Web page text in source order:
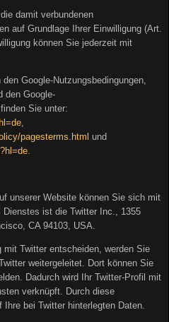
damit verbundenen
auf Grundlage Ihrer Einwilligung (Art.
können Sie jederzeit mit
Google-Nutzungsbedingungen,
den Google-
Sie unter:
,
pagesterms.html und
.
unserer Website können Sie sich mit
Dienstes ist die Twitter Inc., 1355
CA 94103, USA.
Twitter entscheiden, werden Sie
weitergeleitet. Dort können Sie
Dadurch wird Ihr Twitter-Profil mit
verknüpft. Durch diese
bei Twitter hinterlegten Daten.